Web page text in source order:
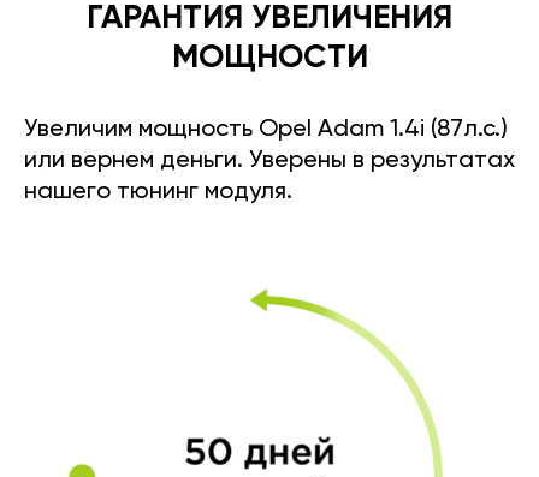
ГАРАНТИЯ УВЕЛИЧЕНИЯ
МОЩНОСТИ
Увеличим мощность Opel Adam 1.4i (87л.с.)
или вернем деньги. Уверены в результатах
нашего тюнинг модуля.